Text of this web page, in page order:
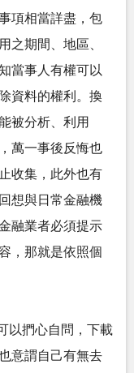
項相當詳盡，包
之期間、地區、
當事人有權可以
資料的權利。換
被分析、利用
萬一事後反悔也
收集，此外也有
想與日常金融機
融業者必須提示
，那就是依照個
以捫心自問，下載
意謂自己有無去